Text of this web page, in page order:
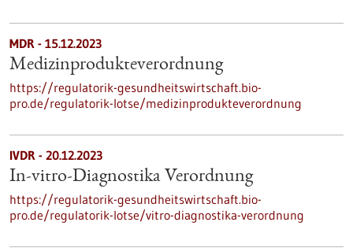
MDR - 15.12.2023
Medizinprodukteverordnung
https://regulatorik-gesundheitswirtschaft.bio-
pro.de/regulatorik-lotse/medizinprodukteverordnung
IVDR - 20.12.2023
In-vitro-Diagnostika Verordnung
https://regulatorik-gesundheitswirtschaft.bio-
pro.de/regulatorik-lotse/vitro-diagnostika-verordnung